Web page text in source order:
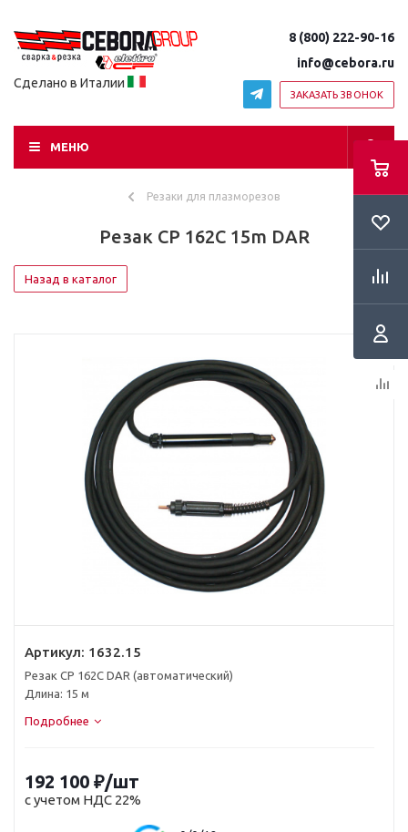
Сделано в Италии
8 (800) 222-90-16
info@cebora.ru
ЗАКАЗАТЬ ЗВОНОК
МЕНЮ
Резаки для плазморезов
Резак CP 162C 15m DAR
Назад в каталог
Артикул: 1632.15
Резак CP 162C DAR (автоматический)
Длина: 15 м
Подробнее
192 100 ₽/шт
с учетом НДС 22%